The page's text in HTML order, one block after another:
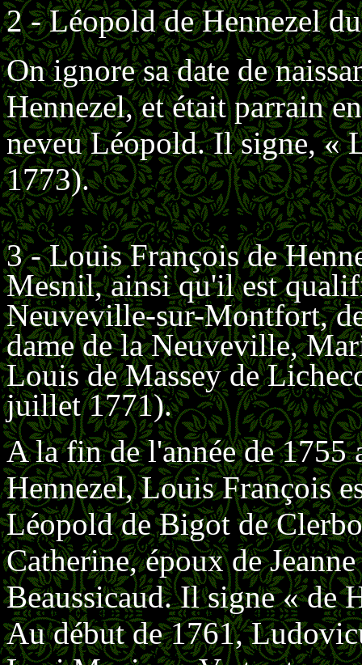
2 - Léopold de Hennezel
On ignore sa date de
Hennezel, et était parrain
neveu Léopold. Il signe, «
1773).
3 - Louis François de
Mesnil, ainsi qu'il est
Neuveville-sur-Montfort,
dame de la Neuveville,
Louis de Massey de
juillet 1771).
A la fin de l'année de 1755
Hennezel, Louis François
Léopold de Bigot de
Catherine, époux de
Beaussicaud. Il signe « de
Au début de 1761,